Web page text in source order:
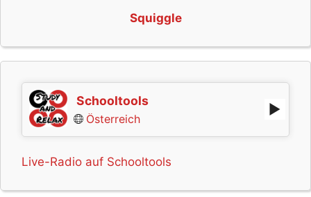
Squiggle
Schooltools
Österreich
Live-Radio auf Schooltools